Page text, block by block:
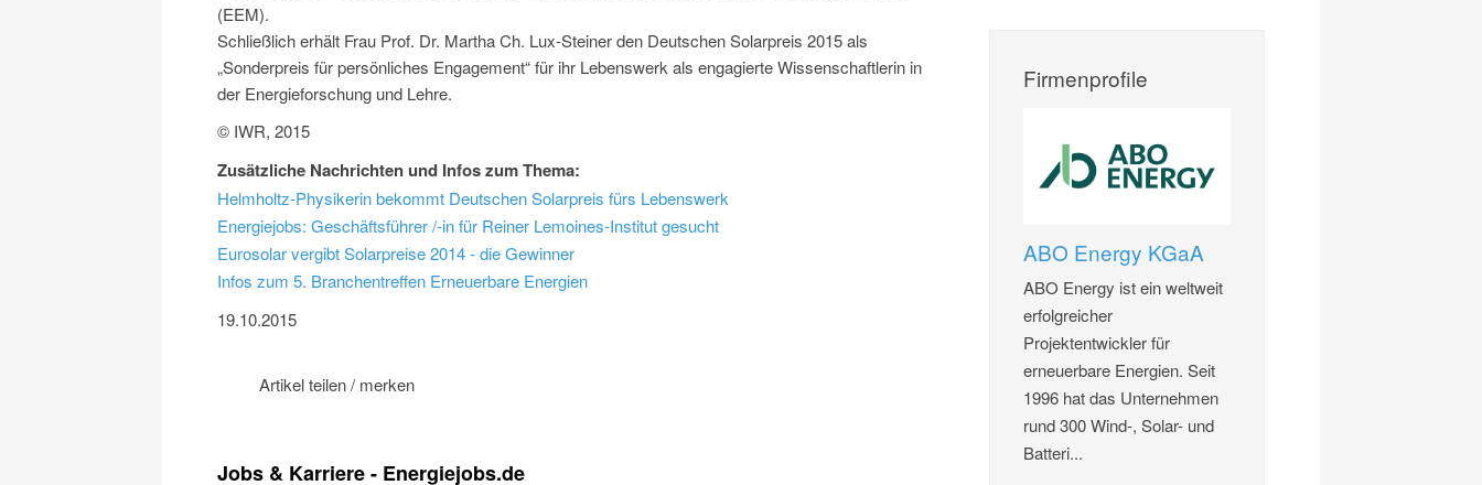
(EEM).
Schließlich erhält Frau Prof. Dr. Martha Ch. Lux-Steiner den Deutschen Solarpreis 2015 als
„Sonderpreis für persönliches Engagement“ für ihr Lebenswerk als engagierte Wissenschaftlerin in
der Energieforschung und Lehre.
© IWR, 2015
Zusätzliche Nachrichten und Infos zum Thema:
Helmholtz-Physikerin bekommt Deutschen Solarpreis fürs Lebenswerk
Energiejobs: Geschäftsführer /-in für Reiner Lemoines-Institut gesucht
Eurosolar vergibt Solarpreise 2014 - die Gewinner
Infos zum 5. Branchentreffen Erneuerbare Energien
19.10.2015
Artikel teilen / merken
Jobs & Karriere - Energiejobs.de
Firmenprofile
ABO Energy KGaA
ABO Energy ist ein weltweit
erfolgreicher
Projektentwickler für
erneuerbare Energien. Seit
1996 hat das Unternehmen
rund 300 Wind-, Solar- und
Batteri...